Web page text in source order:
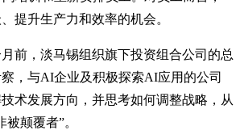
提升生产力和效率的机会。
前，淡马锡组织旗下投资组合公司的总
，与AI企业及积极探索AI应用的公司
术发展方向，并思考如何调整战略，从
颠覆者”。